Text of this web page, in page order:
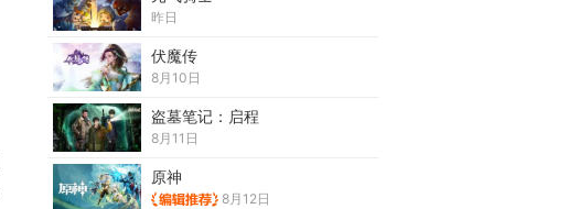
昨日
伏魔传
8月10日
盗墓笔记：启程
8月11日
原神
8月12日